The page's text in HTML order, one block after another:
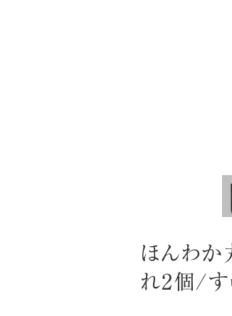
ほんわか
れ2個/す